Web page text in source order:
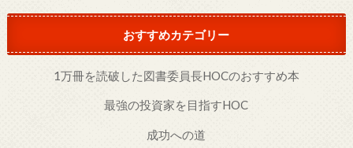
おすすめカテゴリー
1万冊を読破した図書委員長HOCのおすすめ本
最強の投資家を目指すHOC
成功への道